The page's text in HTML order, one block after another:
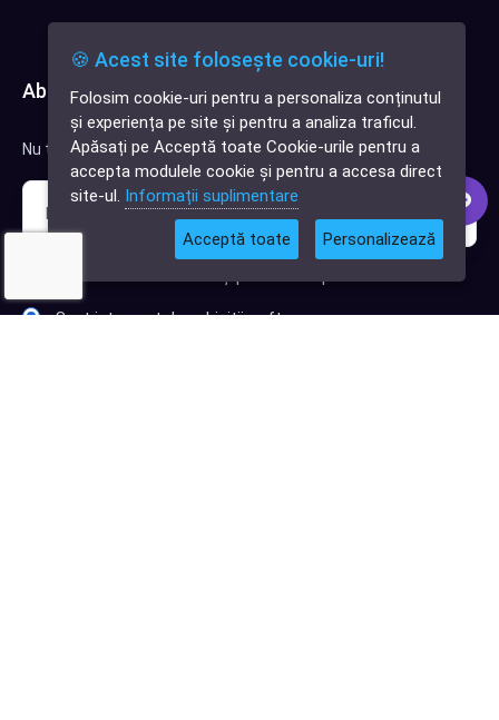
✕
Cauți o aplicație
software?
Abonează-te la newsletter
Nu trimitem spam, deci nu îți face griji.
Sunt interesat de achiziții software
🍪 Acest site folosește cookie-uri!
Folosim cookie-uri pentru a personaliza conținutul
și experiența pe site și pentru a analiza traficul.
Apăsați pe Acceptă toate Cookie-urile pentru a
accepta modulele cookie și pentru a accesa direct
site-ul. Informații suplimentare
Acceptă toate Personalizează